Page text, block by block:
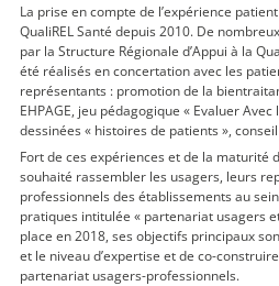
La prise en compte de l’expérience
QualiREL Santé depuis 2010. De
par la Structure Régionale d’Appui à la
été réalisés en concertation avec les
représentants : promotion de la
EHPAGE, jeu pédagogique « Evaluer
dessinées « histoires de patients »,
Fort de ces expériences et de la maturité
souhaité rassembler les usagers, leurs
professionnels des établissements au
pratiques intitulée « partenariat usagers
place en 2018, ses objectifs principaux
et le niveau d’expertise et de co-
partenariat usagers-professionnels.